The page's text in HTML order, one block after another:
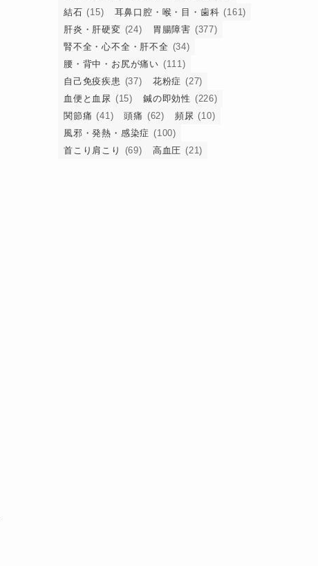
結石 (15) 耳鼻口腔・喉・目・歯科 (161)
肝炎・肝硬変 (24) 胃腸障害 (377)
腎不全・心不全・肝不全 (34)
腰・背中・お尻が痛い (111)
自己免疫疾患 (37) 花粉症 (27)
血便と血尿 (15) 鍼の即効性 (226)
関節痛 (41) 頭痛 (62) 頻尿 (10)
風邪・発熱・感染症 (100)
首こり肩こり
(69) 高血圧 (21)